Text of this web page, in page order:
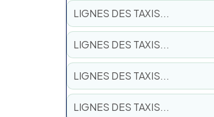
LIGNES DES TAXIS...
LIGNES DES TAXIS...
LIGNES DES TAXIS...
LIGNES DES TAXIS...